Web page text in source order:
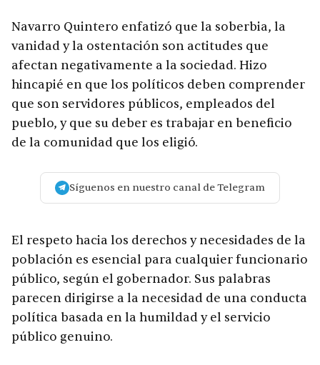
Navarro Quintero enfatizó que la soberbia, la
vanidad y la ostentación son actitudes que
afectan negativamente a la sociedad. Hizo
hincapié en que los políticos deben comprender
que son servidores públicos, empleados del
pueblo, y que su deber es trabajar en beneficio
de la comunidad que los eligió.
Síguenos en nuestro canal de Telegram
El respeto hacia los derechos y necesidades de la
población es esencial para cualquier funcionario
público, según el gobernador. Sus palabras
parecen dirigirse a la necesidad de una conducta
política basada en la humildad y el servicio
público genuino.